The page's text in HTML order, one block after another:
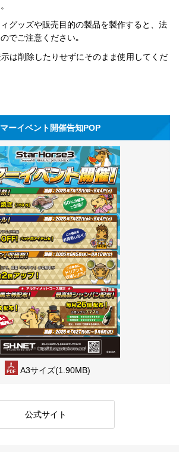
グッズや販売目的の製品を製作すると、法
でご注意ください｡
は削除したりせずにそのまま使用してくだ
ーイベント開催告知POP
A3サイズ(1.90MB)
公式サイト